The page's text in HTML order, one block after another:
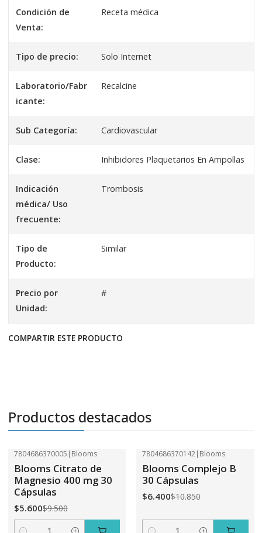
Condición de
Venta:
Receta médica
Tipo de precio: Solo Internet
Laboratorio/Fabr
icante:
Recalcine
Sub Categoría: Cardiovascular
Clase: Inhibidores Plaquetarios En Ampollas
Indicación
médica/ Uso
frecuente:
Trombosis
Tipo de
Producto:
Similar
Precio por
Unidad:
#
COMPARTIR ESTE PRODUCTO
Productos destacados
7804686370005 | Blooms
Blooms Citrato de
Magnesio 400 mg 30
Cápsulas
$5.600$9.500
7804686370142| Blooms
Blooms Complejo B
30 Cápsulas
$6.400$10.850